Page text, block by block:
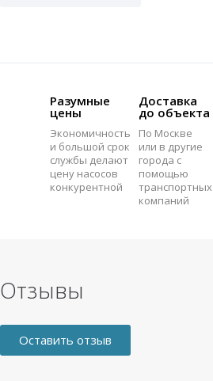
Разумные
цены
Экономичность
и большой срок
службы делают
цену насосов
конкурентной
Доставка
до объекта
По Москве
или в другие
города с
помощью
транспортных
компаний
Отзывы
Оставить отзыв